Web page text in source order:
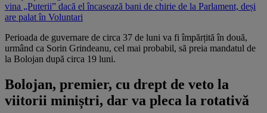
vina „Puterii” dacă el încasează bani de chirie de la Parlament, deși
are palat în Voluntari
Perioada de guvernare de circa 37 de luni va fi împărțită în două,
urmând ca Sorin Grindeanu, cel mai probabil, să preia mandatul de
la Bolojan după circa 19 luni.
Bolojan, premier, cu drept de veto la
viitorii miniștri, dar va pleca la rotativă